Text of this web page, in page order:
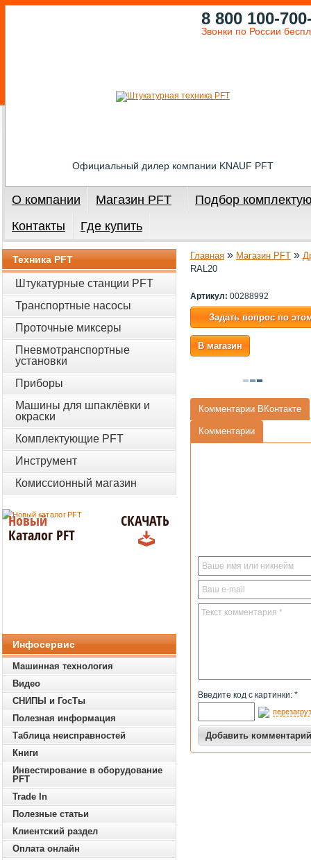
Официальный дилер компании KNAUF PFT
8 800 100-
Звонки по России
О компании Магазин PFT
Подбор
Контакты
Где купить
Главная » Магазин PFT »
RAL20
Артикул: 00288992
Задать вопрос по
В магазин
Комментарии ВКонтакте
Комментарии
Введите код с картинки: *
Техника PFT
Штукатурные станции PFT
Транспортные насосы
Проточные миксеры
Пневмотранспортные
установки
Приборы
Машины для шпаклёвки и
окраски
Комплектующие PFT
Инструмент
Комиссионный магазин
Новый
Каталог PFT
СКАЧАТЬ
Инфосервис
Машинная технология
Видео
СНИПЫ и ГосТы
Полезная информация
Таблица неисправностей
Книги
Инвестирование в оборудование
PFT
Trade In
Полезные статьи
Клиентский раздел
Оплата онлайн